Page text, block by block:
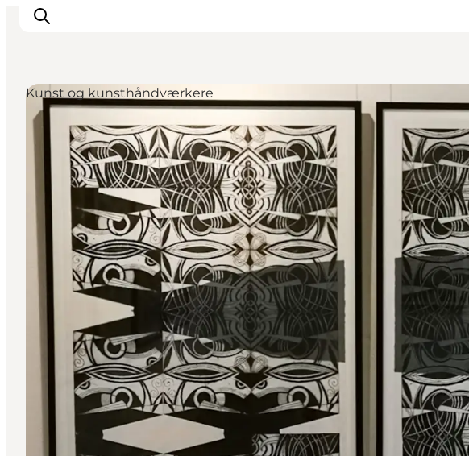
Oplevelser
Aktiviteter
Spis godt
Sov godt
Planlæg din ferie
Det sker
Sommerbus
Kunst og kunsthåndværkere